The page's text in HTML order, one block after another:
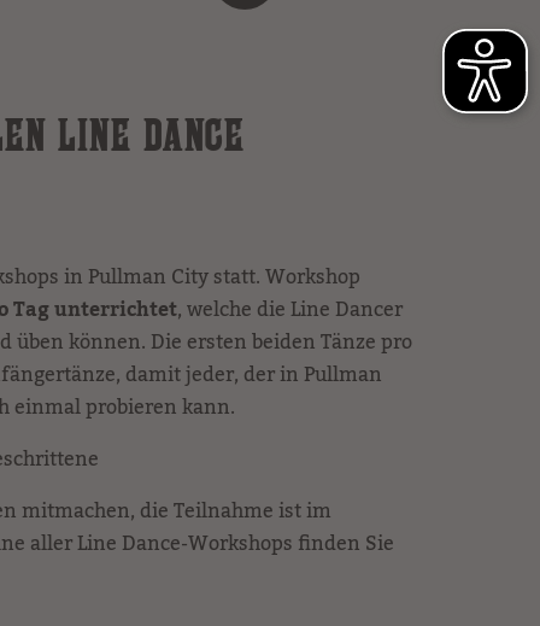
LINE DANCE
in Pullman City statt. Workshop
Tag unterrichtet, welche die Line Dancer
können. Die ersten beiden Tänze pro
damit jeder, der in Pullman
einmal probieren kann.
mitmachen, die Teilnahme ist im
aller Line Dance-Workshops finden Sie